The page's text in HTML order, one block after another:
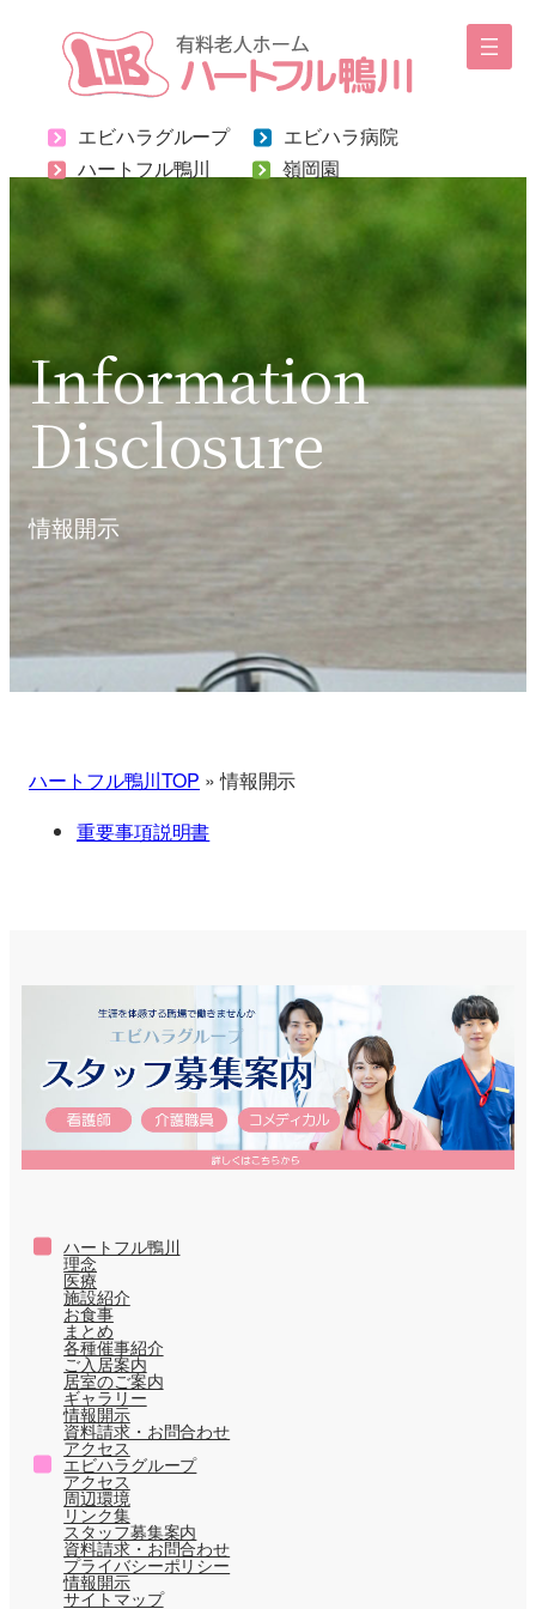
ッ
エビハラグループ
エビハラ病院
ハートフル鴨川
嶺岡園
Information
Disclosure
情報開示
ハートフル鴨川TOP »情報開示
重要事項説明書
ハートフル鴨川
理念
医療
施設紹介
お食事
まとめ
各種催事紹介
ご入居案内
居室のご案内
ギャラリー
情報開示
資料請求・お問合わせ
アクセス
エビハラグループ
アクセス
周辺環境
リンク集
スタッフ募集案内
資料請求・お問合わせ
プライバシーポリシー
情報開示
サイトマップ